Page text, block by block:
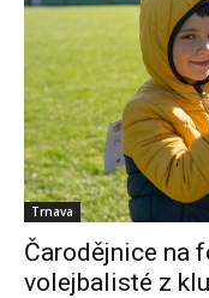
Trnava
Čarodějnice na
volejbalisté z